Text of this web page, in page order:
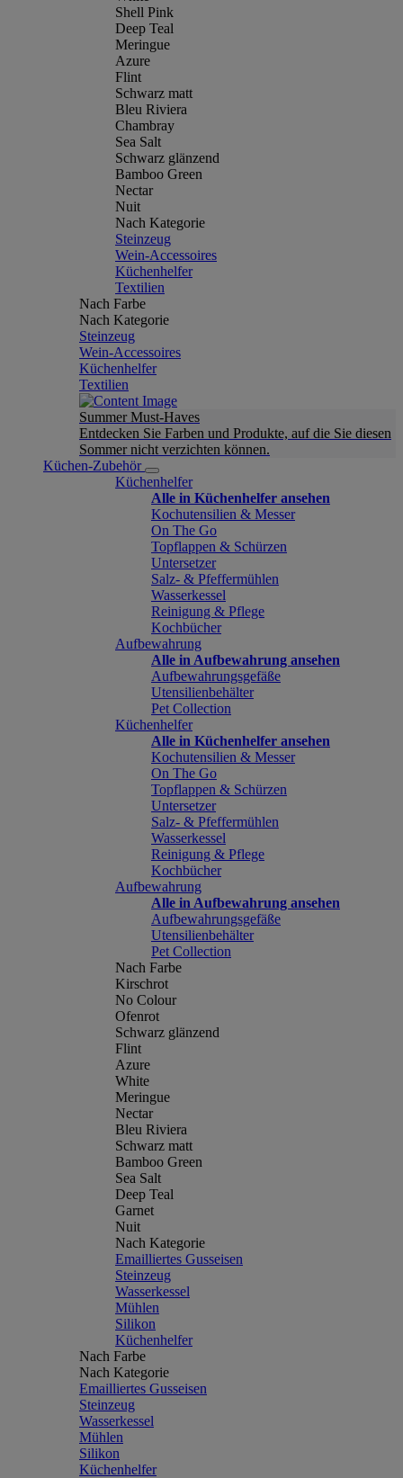
Shell Pink
Deep Teal
Meringue
Azure
Flint
Schwarz matt
Bleu Riviera
Chambray
Sea Salt
Schwarz glänzend
Bamboo Green
Nectar
Nuit
Nach Kategorie
Steinzeug
Wein-Accessoires
Küchenhelfer
Textilien
Nach Farbe
Nach Kategorie
Steinzeug
Wein-Accessoires
Küchenhelfer
Textilien
Summer Must-Haves
Entdecken Sie Farben und Produkte, auf die Sie diesen
Sommer nicht verzichten können.
Küchen-Zubehör
Küchenhelfer
Alle in Küchenhelfer ansehen
Kochutensilien & Messer
On The Go
Topflappen & Schürzen
Untersetzer
Salz- & Pfeffermühlen
Wasserkessel
Reinigung & Pflege
Kochbücher
Aufbewahrung
Alle in Aufbewahrung ansehen
Aufbewahrungsgefäße
Utensilienbehälter
Pet Collection
Küchenhelfer
Alle in Küchenhelfer ansehen
Kochutensilien & Messer
On The Go
Topflappen & Schürzen
Untersetzer
Salz- & Pfeffermühlen
Wasserkessel
Reinigung & Pflege
Kochbücher
Aufbewahrung
Alle in Aufbewahrung ansehen
Aufbewahrungsgefäße
Utensilienbehälter
Pet Collection
Nach Farbe
Kirschrot
No Colour
Ofenrot
Schwarz glänzend
Flint
Azure
White
Meringue
Nectar
Bleu Riviera
Schwarz matt
Bamboo Green
Sea Salt
Deep Teal
Garnet
Nuit
Nach Kategorie
Emailliertes Gusseisen
Steinzeug
Wasserkessel
Mühlen
Silikon
Küchenhelfer
Nach Farbe
Nach Kategorie
Emailliertes Gusseisen
Steinzeug
Wasserkessel
Mühlen
Silikon
Küchenhelfer